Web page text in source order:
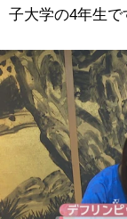
子大学の4年生で